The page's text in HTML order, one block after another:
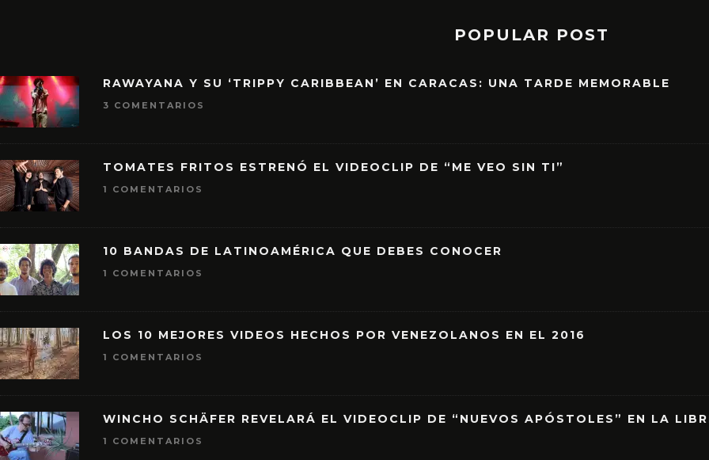
POPULAR POST
RAWAYANA Y SU ‘TRIPPY CARIBBEAN’ EN CARACAS: UNA TARDE MEMORABLE
3 COMENTARIOS
TOMATES FRITOS ESTRENÓ EL VIDEOCLIP DE “ME VEO SIN TI”
1 COMENTARIOS
10 BANDAS DE LATINOAMÉRICA QUE DEBES CONOCER
1 COMENTARIOS
LOS 10 MEJORES VIDEOS HECHOS POR VENEZOLANOS EN EL 2016
1 COMENTARIOS
WINCHO SCHÄFER REVELARÁ EL VIDEOCLIP DE “NUEVOS APÓSTOLES” EN LA
1 COMENTARIOS